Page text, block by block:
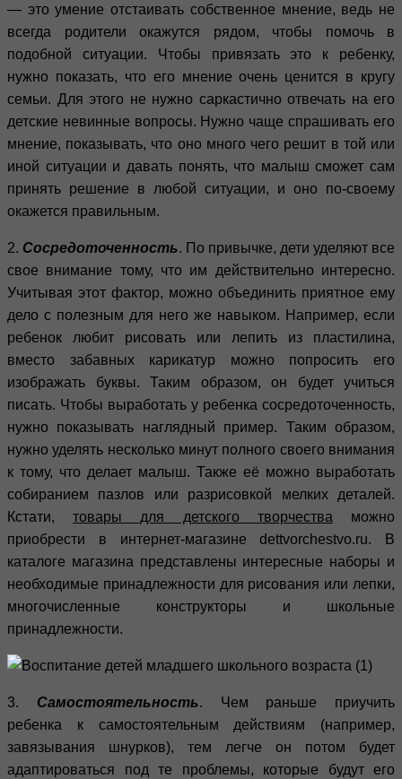
— это умение отстаивать собственное мнение, ведь не
всегда родители окажутся рядом, чтобы помочь в
подобной ситуации. Чтобы привязать это к ребенку,
нужно показать, что его мнение очень ценится в кругу
семьи. Для этого не нужно саркастично отвечать на его
детские невинные вопросы. Нужно чаще спрашивать его
мнение, показывать, что оно много чего решит в той или
иной ситуации и давать понять, что малыш сможет сам
принять решение в любой ситуации, и оно по-своему
окажется правильным.
2. Сосредоточенность. По привычке, дети уделяют все
свое внимание тому, что им действительно интересно.
Учитывая этот фактор, можно объединить приятное ему
дело с полезным для него же навыком. Например, если
ребенок любит рисовать или лепить из пластилина,
вместо забавных карикатур можно попросить его
изображать буквы. Таким образом, он будет учиться
писать. Чтобы выработать у ребенка сосредоточенность,
нужно показывать наглядный пример. Таким образом,
нужно уделять несколько минут полного своего внимания
к тому, что делает малыш. Также её можно выработать
собиранием пазлов или разрисовкой мелких деталей.
Кстати,товары для детского творчества можно
приобрести в интернет-магазине dettvorchestvo.ru. В
каталоге магазина представлены интересные наборы и
необходимые принадлежности для рисования или лепки,
многочисленные конструкторы и школьные
принадлежности.
3. Самостоятельность. Чем раньше приучить
ребенка к самостоятельным действиям (например,
завязывания шнурков), тем легче он потом будет
адаптироваться под те проблемы, которые будут его